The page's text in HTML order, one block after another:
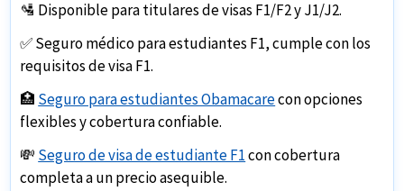
seguro de evacuación médica.
y presupuesto.
origen.
La mayoría de los planes de seguro de salud no cubren
los costos asociados con la evacuación médica de
emergencia o la repatriación. Por lo tanto, es
aconsejable comprar un seguro de viaje con cobertura
una protección integral durante tus viajes.
🛂 Disponible para titulares de visas F1/F2yJ1/J2.
✅ Seguro médico para estudiantes F1, cumple con los
requisitos de visa F1.
🏥 Seguro para estudiantes Obamacarecon opciones
flexibles y cobertura confiable.
💸 Seguro de visa de estudiante F1con cobertura
completa a unprecio asequible.